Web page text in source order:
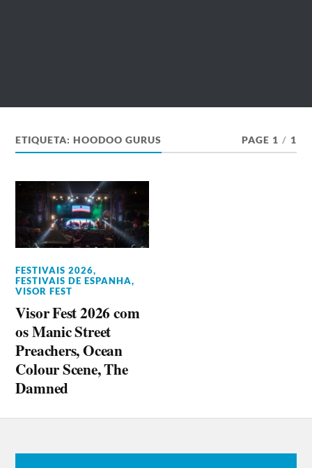
ETIQUETA:HOODOO GURUS PAGE 1 / 1
FESTIVAIS 2026,
FESTIVAIS DE ESPANHA,
VISOR FEST
Visor Fest 2026 com
os Manic Street
Preachers, Ocean
Colour Scene, The
Damned